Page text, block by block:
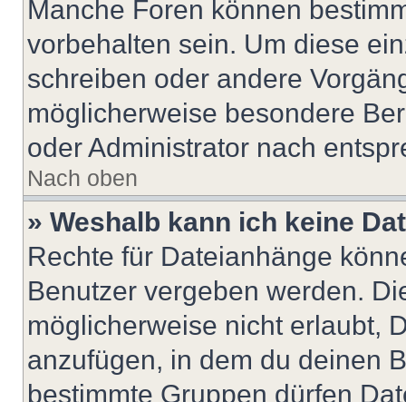
Manche Foren können
vorbehalten sein. Um diese
schreiben oder andere
möglicherweise besondere
oder Administrator nach
Nach oben
» Weshalb kann ich keine
Rechte für Dateianhänge
Benutzer vergeben werden.
möglicherweise nicht erlaubt,
anzufügen, in dem du deinen
bestimmte Gruppen dürfen